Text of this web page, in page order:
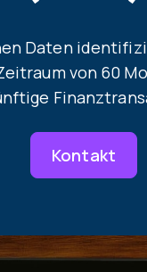
Daten
von 60
Kontakt